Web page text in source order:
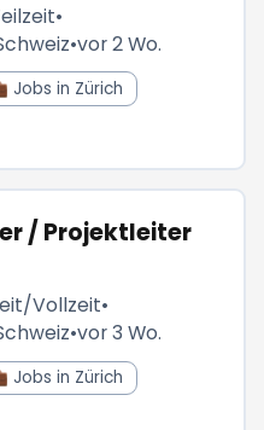
•
•vor 2 Wo.
Jobs in Zürich
/ Projektleiter
Vollzeit•
•vor 3 Wo.
Jobs in Zürich